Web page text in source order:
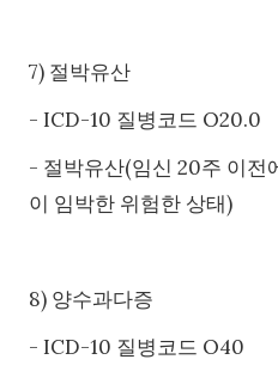
7) 절박유산
- ICD-10 질병코드 O20.0
- 절박유산(임신 20주 이전
이 임박한 위험한 상태)
8) 양수과다증
- ICD-10 질병코드 O40